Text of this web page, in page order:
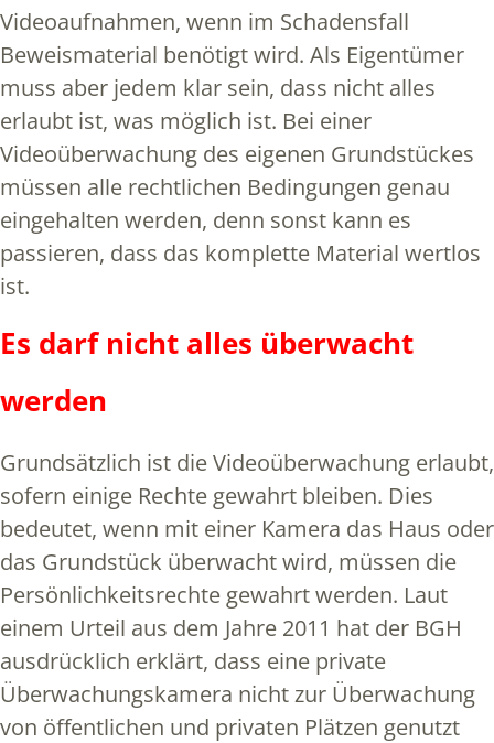
Videoaufnahmen, wenn im Schadensfall
Beweismaterial benötigt wird. Als Eigentümer
muss aber jedem klar sein, dass nicht alles
erlaubt ist, was möglich ist. Bei einer
Videoüberwachung des eigenen Grundstückes
müssen alle rechtlichen Bedingungen genau
eingehalten werden, denn sonst kann es
passieren, dass das komplette Material wertlos
ist.
Es darf nicht alles überwacht
werden
Grundsätzlich ist die Videoüberwachung erlaubt,
sofern einige Rechte gewahrt bleiben. Dies
bedeutet, wenn mit einer Kamera das Haus oder
das Grundstück überwacht wird, müssen die
Persönlichkeitsrechte gewahrt werden. Laut
einem Urteil aus dem Jahre 2011 hat der BGH
ausdrücklich erklärt, dass eine private
Überwachungskamera nicht zur Überwachung
von öffentlichen und privaten Plätzen genutzt